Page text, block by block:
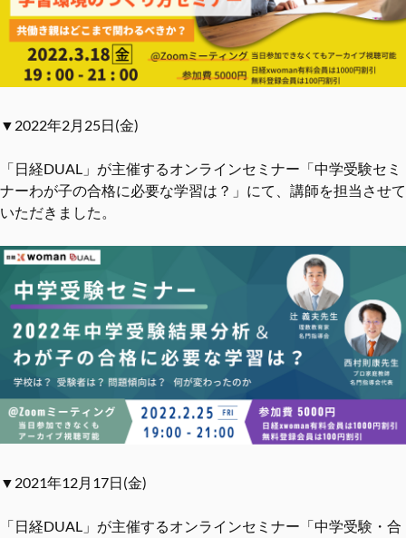
▼2022年2月25日(金)
「日経DUAL」が主催するオンラインセミナー「中学受験セミ
ナーわが子の合格に必要な学習は？」にて、講師を担当させて
いただきました。
▼2021年12月17日(金)
「日経DUAL」が主催するオンラインセミナー「中学受験・合